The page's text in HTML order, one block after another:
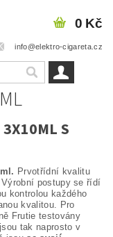
info@elektro-cigareta.cz
0 Kč
S
Prvotřídní kvalitu
postupy se řídí
kontrolou každého
kvalitou. Pro
Frutie testovány
tak naprosto v